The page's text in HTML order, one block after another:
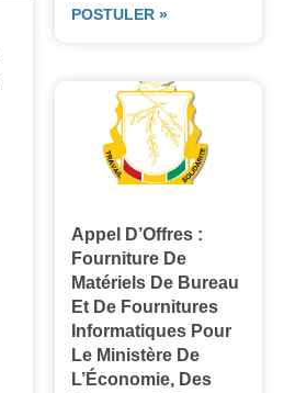
POSTULER »
Appel D’Offres :
Fourniture De
Matériels De Bureau
Et De Fournitures
Informatiques Pour
Le Ministère De
L’Économie, Des